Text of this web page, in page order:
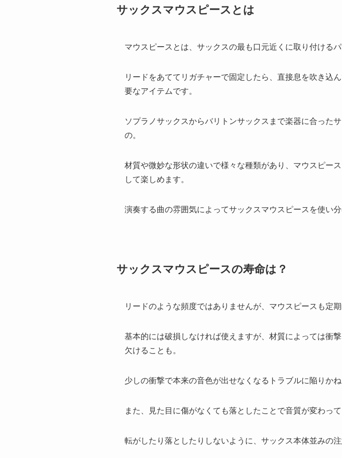
サックスマウスピースとは
マウスピースとは、サックスの最も口元近くに取り付けるパ
リードをあててリガチャーで固定したら、直接息を吹き込
要なアイテムです。
ソプラノサックスからバリトンサックスまで楽器に合った
の。
材質や微妙な形状の違いで様々な種類があり、マウスピー
して楽しめます。
演奏する曲の雰囲気によってサックスマウスピースを使い
サックスマウスピースの寿命は？
リードのような頻度ではありませんが、マウスピースも定
基本的には破損しなければ使えますが、材質によっては衝
欠けることも。
少しの衝撃で本来の音色が出せなくなるトラブルに陥りかね
また、見た目に傷がなくても落としたことで音質が変わって
転がしたり落としたりしないように、サックス本体並みの